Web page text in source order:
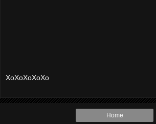
XoXoXoXoXo
Home